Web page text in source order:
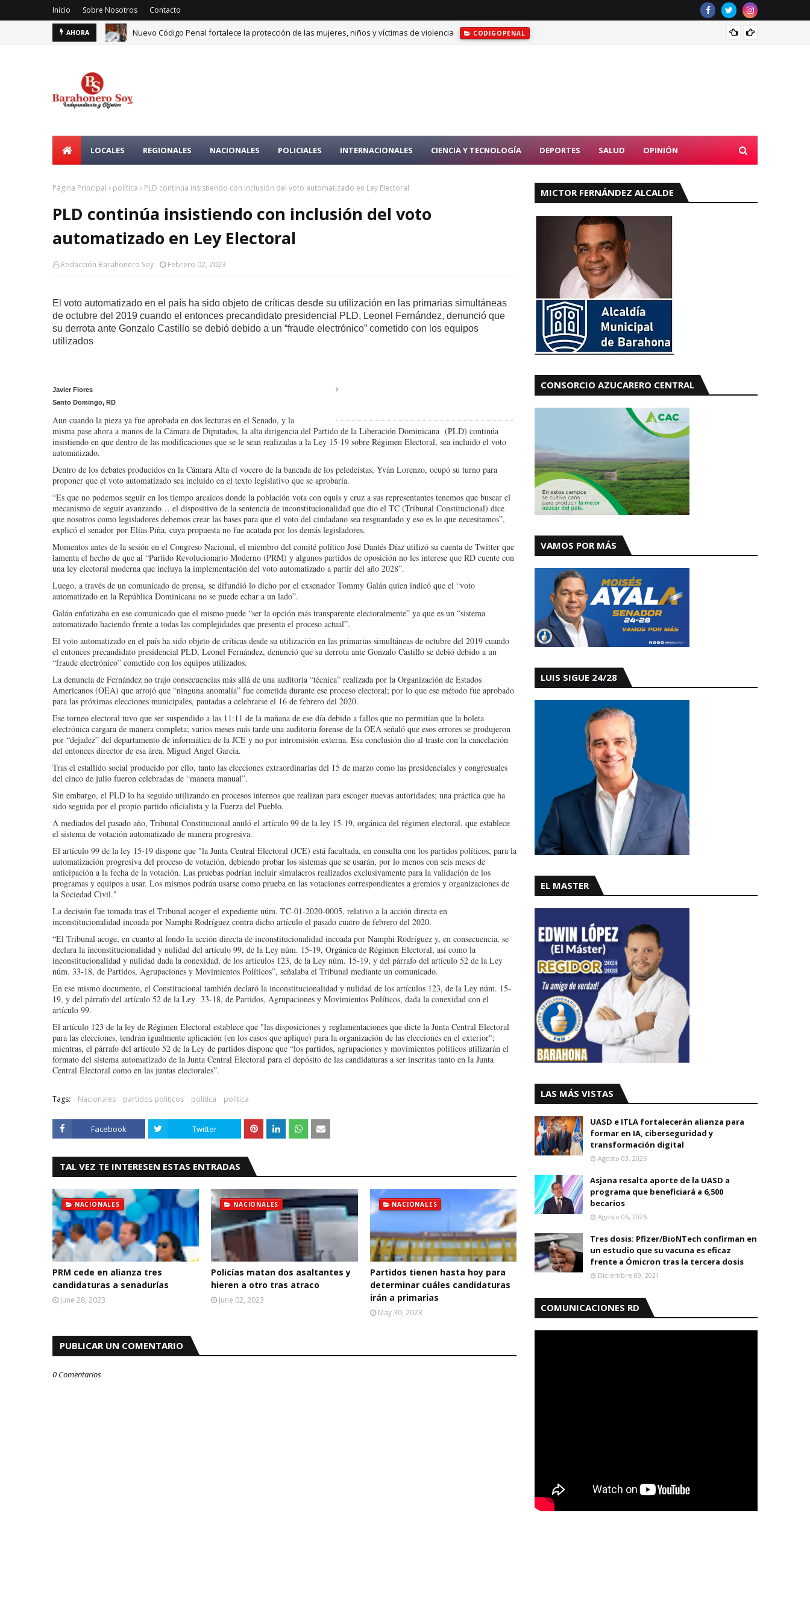
Inicio Sobre Nosotros Contacto
AHORA
Nuevo Código Penal fortalece la protección de las mujeres, niños y víctimas de violencia CODIGOPENAL
Economía dominicana crece 6.4 % en junio y consolida recuperación durante el primer semestre de 2026
LOCALES REGIONALES NACIONALES POLICIALES INTERNACIONALES CIENCIA Y TECNOLOGÍA DEPORTES SALUD OPINIÓN
Página Principal política PLD continúa insistiendo con inclusión del voto automatizado en Ley Electoral
PLD continúa insistiendo con inclusión del voto
automatizado en Ley Electoral
Redacción Barahonero Soy Febrero 02, 2023
El voto automatizado en el país ha sido objeto de críticas desde su utilización en las primarias simultáneas
de octubre del 2019 cuando el entonces precandidato presidencial PLD, Leonel Fernández, denunció que
su derrota ante Gonzalo Castillo se debió debido a un “fraude electrónico” cometido con los equipos
utilizados
Javier Flores
Santo Domingo, RD
Aun cuando la pieza ya fue aprobada en dos lecturas en el Senado, y la
misma pase ahora a manos de la Cámara de Diputados, la alta dirigencia del Partido de la Liberación Dominicana (PLD) continúa
insistiendo en que dentro de las modificaciones que se le sean realizadas a la Ley 15-19 sobre Régimen Electoral, sea incluido el voto
automatizado.
Dentro de los debates producidos en la Cámara Alta el vocero de la bancada de los peledeístas, Yván Lorenzo, ocupó su turno para
proponer que el voto automatizado sea incluido en el texto legislativo que se aprobaría.
“Es que no podemos seguir en los tiempo arcaicos donde la población vota con equis y cruz a sus representantes tenemos que buscar el
mecanismo de seguir avanzando… el dispositivo de la sentencia de inconstitucionalidad que dio el TC (Tribunal Constitucional) dice
que nosotros como legisladores debemos crear las bases para que el voto del ciudadano sea resguardado y eso es lo que necesitamos”,
explicó el senador por Elías Piña, cuya propuesta no fue acatada por los demás legisladores.
Momentos antes de la sesión en el Congreso Nacional, el miembro del comité político José Dantés Díaz utilizó su cuenta de Twitter que
lamenta el hecho de que al “Partido Revolucionario Moderno (PRM) y algunos partidos de oposición no les interese que RD cuente con
una ley electoral moderna que incluya la implementación del voto automatizado a partir del año 2028”.
Luego, a través de un comunicado de prensa, se difundió lo dicho por el exsenador Tommy Galán quien indicó que el “voto
automatizado en la República Dominicana no se puede echar a un lado”.
Galán enfatizaba en ese comunicado que el mismo puede “ser la opción más transparente electoralmente” ya que es un “sistema
automatizado haciendo frente a todas las complejidades que presenta el proceso actual”.
El voto automatizado en el país ha sido objeto de críticas desde su utilización en las primarias simultáneas de octubre del 2019 cuando
el entonces precandidato presidencial PLD, Leonel Fernández, denunció que su derrota ante Gonzalo Castillo se debió debido a un
“fraude electrónico” cometido con los equipos utilizados.
La denuncia de Fernández no trajo consecuencias más allá de una auditoria “técnica” realizada por la Organización de Estados
Americanos (OEA) que arrojó que “ninguna anomalía” fue cometida durante ese proceso electoral; por lo que ese método fue aprobado
para las próximas elecciones municipales, pautadas a celebrarse el 16 de febrero del 2020.
Ese torneo electoral tuvo que ser suspendido a las 11:11 de la mañana de ese día debido a fallos que no permitían que la boleta
electrónica cargara de manera completa; varios meses más tarde una auditoria forense de la OEA señaló que esos errores se produjeron
por “dejadez” del departamento de informática de la JCE y no por intromisión externa. Esa conclusión dio al traste con la cancelación
del entonces director de esa área, Miguel Ángel García.
Tras el estallido social producido por ello, tanto las elecciones extraordinarias del 15 de marzo como las presidenciales y congresuales
del cinco de julio fueron celebradas de “manera manual”.
Sin embargo, el PLD lo ha seguido utilizando en procesos internos que realizan para escoger nuevas autoridades; una práctica que ha
sido seguida por el propio partido oficialista y la Fuerza del Pueblo.
A mediados del pasado año, Tribunal Constitucional anuló el artículo 99 de la ley 15-19, orgánica del régimen electoral, que establece
el sistema de votación automatizado de manera progresiva.
El artículo 99 de la ley 15-19 dispone que "la Junta Central Electoral (JCE) está facultada, en consulta con los partidos políticos, para la
automatización progresiva del proceso de votación, debiendo probar los sistemas que se usarán, por lo menos con seis meses de
anticipación a la fecha de la votación. Las pruebas podrían incluir simulacros realizados exclusivamente para la validación de los
programas y equipos a usar. Los mismos podrán usarse como prueba en las votaciones correspondientes a gremios y organizaciones de
la Sociedad Civil."
La decisión fue tomada tras el Tribunal acoger el expediente núm. TC-01-2020-0005, relativo a la acción directa en
inconstitucionalidad incoada por Namphi Rodríguez contra dicho artículo el pasado cuatro de febrero del 2020.
“El Tribunal acoge, en cuanto al fondo la acción directa de inconstitucionalidad incoada por Namphi Rodríguez y, en consecuencia, se
declara la inconstitucionalidad y nulidad del artículo 99, de la Ley núm. 15-19, Orgánica de Régimen Electoral, así como la
inconstitucionalidad y nulidad dada la conexidad, de los artículos 123, de la Ley núm. 15-19, y del párrafo del artículo 52 de la Ley
núm. 33-18, de Partidos, Agrupaciones y Movimientos Políticos”, señalaba el Tribunal mediante un comunicado.
En ese mismo documento, el Constitucional también declaró la inconstitucionalidad y nulidad de los artículos 123, de la Ley núm. 15-
19, y del párrafo del artículo 52 de la Ley 33-18, de Partidos, Agrupaciones y Movimientos Políticos, dada la conexidad con el
artículo 99.
El artículo 123 de la ley de Régimen Electoral establece que "las disposiciones y reglamentaciones que dicte la Junta Central Electoral
para las elecciones, tendrán igualmente aplicación (en los casos que aplique) para la organización de las elecciones en el exterior";
mientras, el párrafo del artículo 52 de la Ley de partidos dispone que “los partidos, agrupaciones y movimientos políticos utilizarán el
formato del sistema automatizado de la Junta Central Electoral para el depósito de las candidaturas a ser inscritas tanto en la Junta
Central Electoral como en las juntas electorales”.
Tags: Nacionales partidos politicos politica política
Facebook Twitter
TAL VEZ TE INTERESEN ESTAS ENTRADAS
NACIONALES
PRM cede en alianza tres
candidaturas a senadurías
June 28, 2023
NACIONALES
Policías matan dos asaltantes y
hieren a otro tras atraco
June 02, 2023
NACIONALES
Partidos tienen hasta hoy para
determinar cuáles candidaturas
irán a primarias
May 30, 2023
PUBLICAR UN COMENTARIO
0 Comentarios
MICTOR FERNÁNDEZ ALCALDE
CONSORCIO AZUCARERO CENTRAL
VAMOS POR MÁS
LUIS SIGUE 24/28
EL MASTER
LAS MÁS VISTAS
UASD e ITLA fortalecerán alianza para
formar en IA, ciberseguridad y
transformación digital
Agosto 03, 2026
Asjana resalta aporte de la UASD a
programa que beneficiará a 6,500
becarios
Agosto 06, 2026
Tres dosis: Pfizer/BioNTech confirman en
un estudio que su vacuna es eficaz
frente a Ómicron tras la tercera dosis
Diciembre 09, 2021
COMUNICACIONES RD